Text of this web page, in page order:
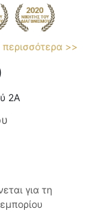
περισσότερα >>
2Α
για τη